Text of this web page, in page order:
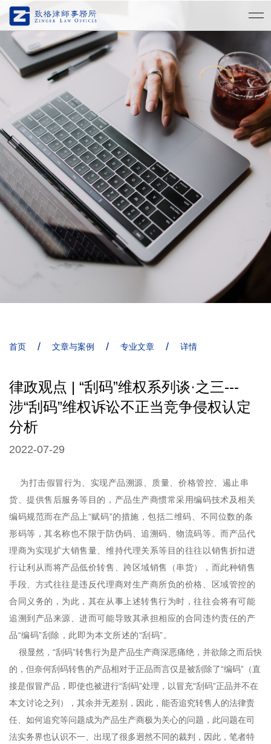
首页 / 文章与案例 / 专业文章 / 详情
律政观点 | “刮码”维权系列谈·之三---
涉“刮码”维权诉讼不正当竞争侵权认定
分析
2022-07-29
为打击假冒行为、实现产品溯源、质量、价格管控、遏止串
货、提供售后服务等目的，产品生产商惯常采用编码技术及相关
编码规范而在产品上“赋码”的措施，包括二维码、不同位数的条
形码等，其名称也不限于防伪码、追溯码、物流码等。而产品代
理商为实现扩大销售量、维持代理关系等目的往往以销售折扣进
行让利从而将产品低价转售、跨区域销售（串货），而此种销售
手段、方式往往是违反代理商对生产商所负的价格、区域管控的
合同义务的，为此，其在从事上述转售行为时，往往会将有可能
追溯到产品来源、进而可能导致其承担相应的合同违约责任的产
品“编码”刮除，此即为本文所述的“刮码”。
很显然，“刮码”转售行为是产品生产商深恶痛绝，并欲除之而后快
的，但奈何刮码转售的产品相对于正品而言仅是被刮除了“编码”（直
接是假冒产品，即使也被进行“刮码”处理，以冒充“刮码”正品并不在
本文讨论之列），其余并无差别，因此，能否追究转售人的法律责
任、如何追究等问题成为产品生产商极为关心的问题，此问题在司
法实务界也认识不一、出现了很多迥然不同的裁判，因此，笔者特